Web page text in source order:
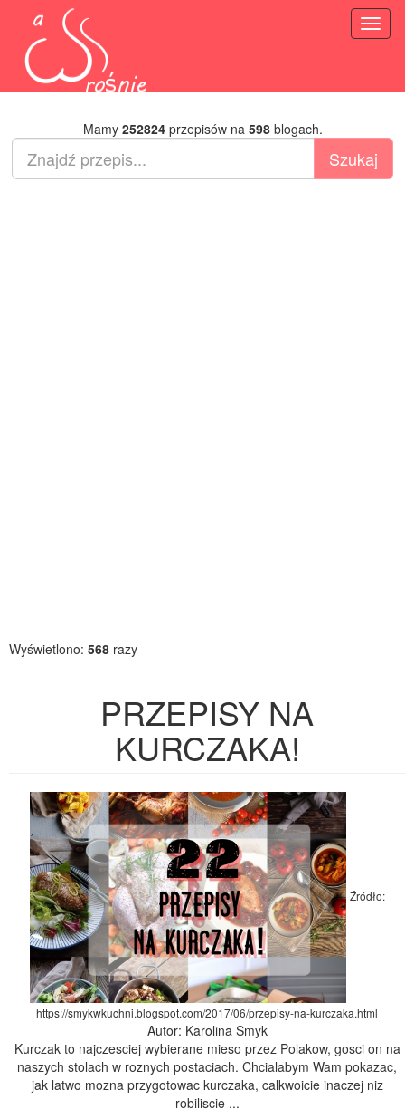
Mamy 252824przepisów na 598blogach.
Wyświetlono: 568 razy
PRZEPISY NA
KURCZAKA!
Źródło:
https://smykwkuchni.blogspot.com/2017/06/przepisy-na-kurczaka.html
Autor: Karolina Smyk
Kurczak to najczesciej wybierane mieso przez Polakow, gosci on na
naszych stolach w roznych postaciach. Chcialabym Wam pokazac,
jak latwo mozna przygotowac kurczaka, calkwoicie inaczej niz
robiliscie ...